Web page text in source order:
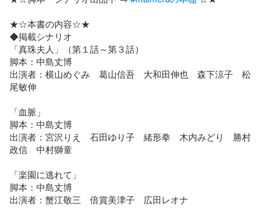
★☆本書の内容☆★
◆掲載シナリオ
「真珠夫人」（第１話～第３話）
脚本：中島丈博
出演者：横山めぐみ　葛山信吾　大和田伸也　森下涼子　松
尾敏伸
「血脈」
脚本：中島丈博
出演者：宮沢りえ　石田ゆり子　緒形拳　木内みどり　勝村
政信　中村獅童
「楽園に逃れて」
脚本：中島丈博
出演者：蟹江敬三　倍賞美津子　広田レオナ